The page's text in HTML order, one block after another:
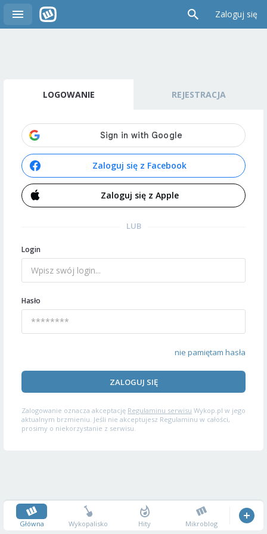
Zaloguj się
LOGOWANIE REJESTRACJA
Zaloguj się z Facebook
Zaloguj się z Apple
LUB
Login
Hasło
nie pamiętam hasła
ZALOGUJ SIĘ
Zalogowanie oznacza akceptację Regulaminu serwisu Wykop.pl w jego
aktualnym brzmieniu. Jeśli nie akceptujesz Regulaminu w całości,
prosimy o niekorzystanie z serwisu.
Główna Wykopalisko Hity Mikroblog